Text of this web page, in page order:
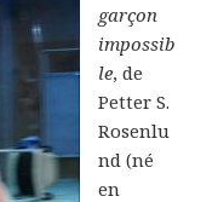
garçon
impossib
le, de
Petter S.
Rosenlu
nd (né
en